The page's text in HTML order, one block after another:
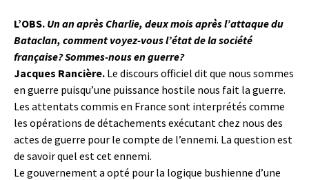
L’OBS. Un an après Charlie, deux mois après l’attaque du
Bataclan, comment voyez-vous l’état de la société
française? Sommes-nous en guerre?
Jacques Rancière. Le discours officiel dit que nous sommes
en guerre puisqu’une puissance hostile nous fait la guerre.
Les attentats commis en France sont interprétés comme
les opérations de détachements exécutant chez nous des
actes de guerre pour le compte de l’ennemi. La question est
de savoir quel est cet ennemi.
Le gouvernement a opté pour la logique bushienne d’une